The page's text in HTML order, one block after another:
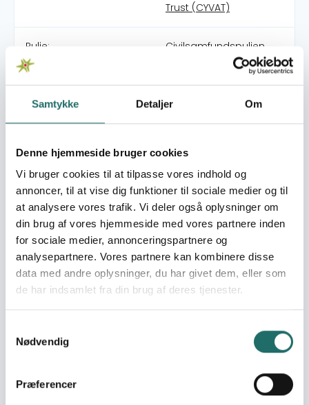
Samtykke Detaljer Om
Denne hjemmeside bruger cookies
Vi bruger cookies til at tilpasse vores indhold og
annoncer, til at vise dig funktioner til sociale medier og til
at analysere vores trafik. Vi deler også oplysninger om
din brug af vores hjemmeside med vores partnere inden
for sociale medier, annonceringspartnere og
analysepartnere. Vores partnere kan kombinere disse
data med andre oplysninger, du har givet dem, eller som
de har indsamlet fra din brug af deres tjenester.
Nødvendig
Præferencer
Trust (CYVAT)
Pulje: Civilsamfundspuljen
Indsatsområde: Klimatilpasning (CCAM)
World goals:
Mål 2: Stop sult
trivsel
Mål 13: Klimaindsats
Mål 17: Partnerskaber for
handling
Indsatser foregår i: Zimbabwe
Resume
subsistence farmer families who are severely affected
by climate changes and have limited access to
intervention will establish CA farms in 4 schools serving
as demonstration units. The schools will be engaged in